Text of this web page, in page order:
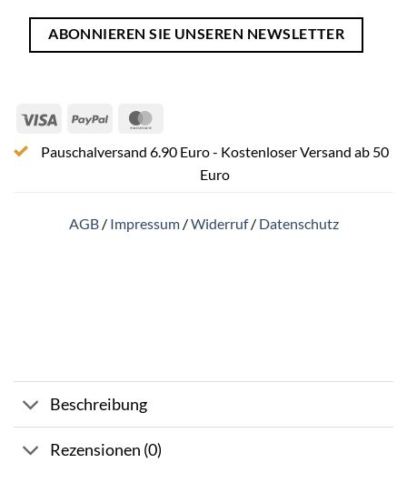
ABONNIEREN SIE UNSEREN NEWSLETTER
Visa PayPal
Pauschalversand 6.90 Euro - Kostenloser Versand ab 50
Euro
AGB/ Impressum/Widerruf/ Datenschutz
Beschreibung
Rezensionen (0)